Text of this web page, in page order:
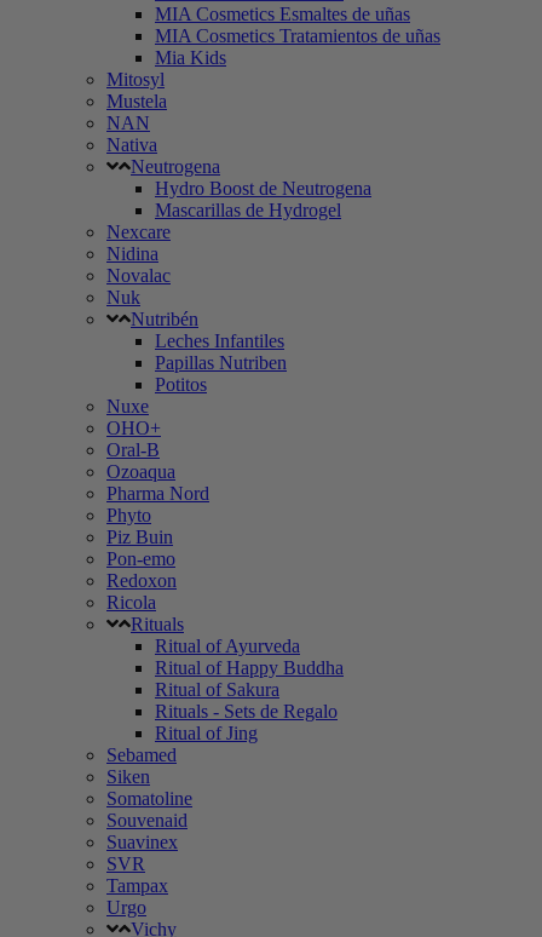
MIA Cosmetics Esmaltes de uñas
MIA Cosmetics Tratamientos de uñas
Mia Kids
Mitosyl
Mustela
NAN
Nativa
Neutrogena
Hydro Boost de Neutrogena
Mascarillas de Hydrogel
Nexcare
Nidina
Novalac
Nuk
Nutribén
Leches Infantiles
Papillas Nutriben
Potitos
Nuxe
OHO+
Oral-B
Ozoaqua
Pharma Nord
Phyto
Piz Buin
Pon-emo
Redoxon
Ricola
Rituals
Ritual of Ayurveda
Ritual of Happy Buddha
Ritual of Sakura
Rituals - Sets de Regalo
Ritual of Jing
Sebamed
Siken
Somatoline
Souvenaid
Suavinex
SVR
Tampax
Urgo
Vichy